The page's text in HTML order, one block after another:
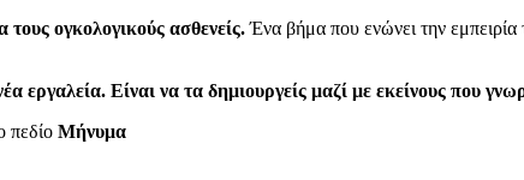
ογκολογικούς ασθενείς.Ένα βήμα που ενώνει την εμπειρία
εργαλεία. Είναι να τα δημιουργείς μαζί με εκείνους που
πεδίο Μήνυμα